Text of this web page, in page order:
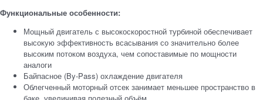
Функциональные особенности:
Мощный двигатель с высокоскоростной турбиной обеспечивает
высокую эффективность всасывания со значительно более
высоким потоком воздуха, чем сопоставимые по мощности
аналоги
Байпасное (By-Pass) охлаждение двигателя
Облегченный моторный отсек занимает меньшее пространство в
баке, увеличивая полезный объём